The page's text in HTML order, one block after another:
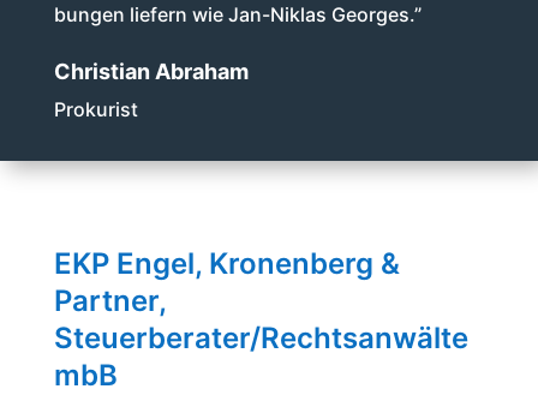
bun­gen liefern wie Jan-Niklas Georges.”
Christian Abraham
Prokurist
EKP Engel, Kronenberg &
Partner,
Steuerberater/Rechtsanwälte
mbB